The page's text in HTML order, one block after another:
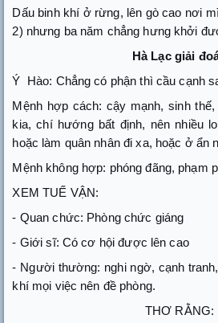
Dấu binh khí ở rừng, lên gò cao nơi
2) nhưng ba năm chẳng hưng khởi
Hà Lạc giải
Ý Hào: Chẳng có phận thì cầu cạnh
Mệnh hợp cách: cậy mạnh, sinh
kia, chí hướng bất định, nên nhiều
hoặc làm quân nhân đi xa, hoặc ở ẩn
Mệnh không hợp: phóng đãng, phạm
XEM TUẾ VẬN:
- Quan chức: Phòng chức giáng
- Giới sĩ: Có cơ hội được lên cao
- Người thường: nghi ngờ, cạnh
khí mọi việc nên đề phòng.
THƠ RẰNG: